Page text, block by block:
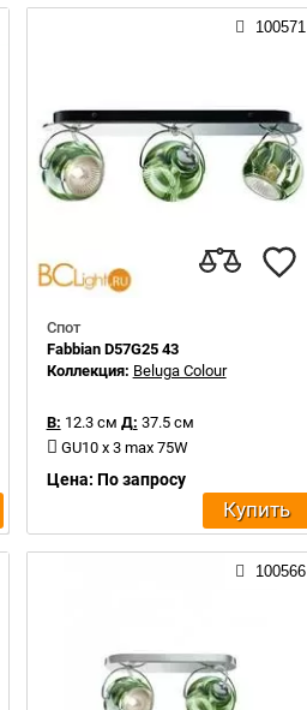
100571
Спот
Fabbian D57G25 43
Коллекция: Beluga Colour
В: 12.3 см Д: 37.5 см
GU10 x 3 max 75W
Цена: По запросу
Купить
100566